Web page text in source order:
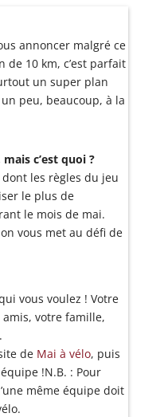
annoncer malgré ce
de 10 km, c’est parfait
un super plan
peu, beaucoup, à la
c’est quoi ?
dont les règles du jeu
le plus de
le mois de mai.
vous met au défi de
vous voulez ! Votre
votre famille,
de Mai à vélo, puis
!N.B. : Pour
même équipe doit